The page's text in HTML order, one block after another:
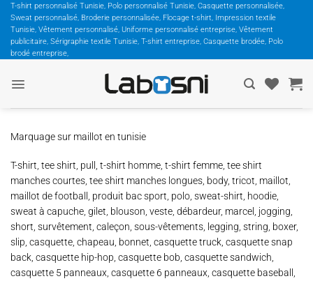
Passer
contenu
T-shirt personnalisé Tunisie, Polo personnalisé Tunisie, Casquette personnalisée,
Sweat personnalisé, Broderie personnalisée, Flocage t-shirt, Impression textile
Tunisie, Vêtement personnalisé, Uniforme personnalisé entreprise, Vêtement
publicitaire, Sérigraphie textile Tunisie, T-shirt entreprise, Casquette brodée, Polo
brodé entreprise,
Marquage sur maillot en tunisie
T-shirt, tee shirt, pull, t-shirt homme, t-shirt femme, tee shirt
manches courtes, tee shirt manches longues, body, tricot, maillot,
maillot de football, produit bac sport, polo, sweat-shirt, hoodie,
sweat à capuche, gilet, blouson, veste, débardeur, marcel, jogging,
short, survêtement, caleçon, sous-vêtements, legging, string, boxer,
slip, casquette, chapeau, bonnet, casquette truck, casquette snap
back, casquette hip-hop, casquette bob, casquette sandwich,
casquette 5 panneaux, casquette 6 panneaux, casquette baseball,